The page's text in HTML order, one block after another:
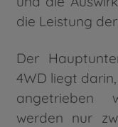
die Leistung
Der
4WD liegt
angetrieben
werden nur